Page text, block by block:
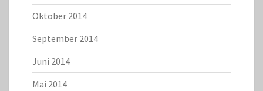
Oktober 2014
September 2014
Juni 2014
Mai 2014